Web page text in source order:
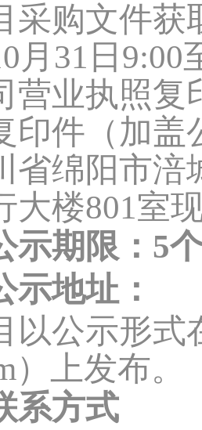
采购文件获
月 31 日 9:00
营业执照复
印件（加盖
省绵阳市涪
大楼801室
示期限： 5
示地址：
以公示形式
）上发布。
系方式